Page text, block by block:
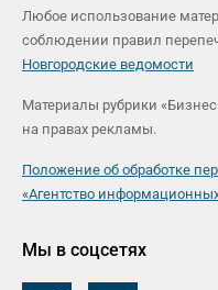
Любое использование
соблюдении правил
Новгородские ведомости
Материалы рубрики
на правах рекламы.
Положение об обработке
«Агентство
Мы в соцсетях